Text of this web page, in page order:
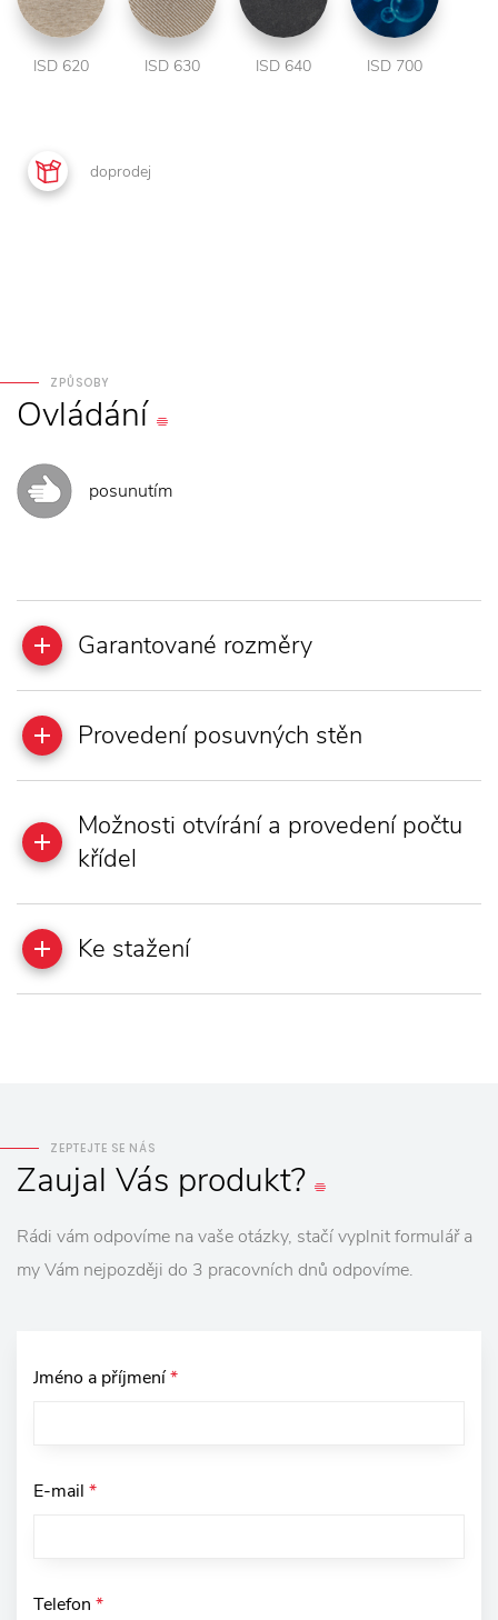
ISD 620 ISD 630 ISD 640 ISD 700
doprodej
ZPŮSOBY
Ovládání
posunutím
Garantované rozměry
Provedení posuvných stěn
Možnosti otvírání a provedení počtu
křídel
Ke stažení
ZEPTEJTE SE NÁS
Zaujal Vás produkt?
Rádi vám odpovíme na vaše otázky, stačí vyplnit formulář a
my Vám nejpozději do 3 pracovních dnů odpovíme.
Jméno a příjmení*
E-mail *
Telefon *